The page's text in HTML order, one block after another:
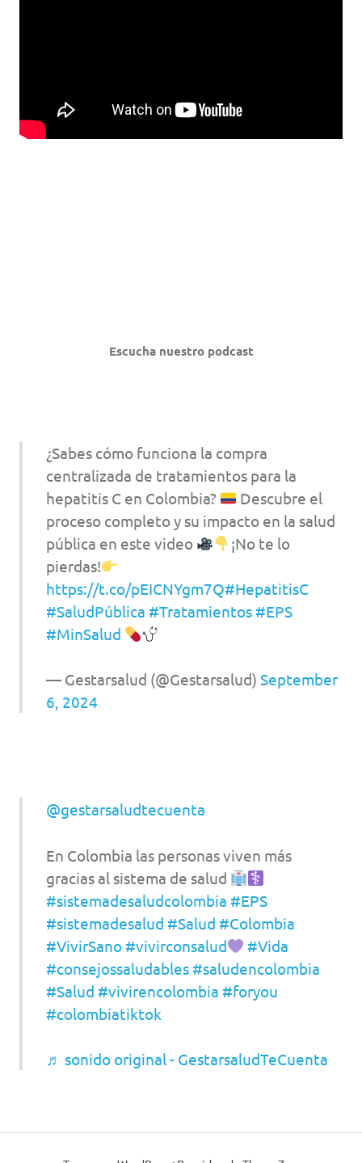
Escucha nuestro podcast
¿Sabes cómo funciona la compra
centralizada de tratamientos para la
hepatitis C en Colombia?
Descubre el
proceso completo y su impacto en la salud
pública en este video
¡No te lo
pierdas!
https://t.co/pEICNYgm7Q#HepatitisC
#SaludPública #Tratamientos #EPS
#MinSalud
— Gestarsalud (@Gestarsalud) September
6, 2024
@gestarsaludtecuenta
En Colombia las personas viven más
gracias al sistema de salud
#sistemadesaludcolombia #EPS
#sistemadesalud #Salud #Colombia
#VivirSano #vivirconsalud
#Vida
#consejossaludables #saludencolombia
#Salud #vivirencolombia #foryou
#colombiatiktok
♬ sonido original - GestarsaludTeCuenta